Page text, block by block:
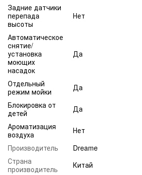
Задние датчики
перепада
высоты
Нет
Автоматическое
снятие/
установка
моющих
насадок
Да
Отдельный
режим мойки
Да
Блокировка от
детей
Да
Ароматизация
воздуха
Нет
Производитель
Dreame
Страна
производитель
Китай